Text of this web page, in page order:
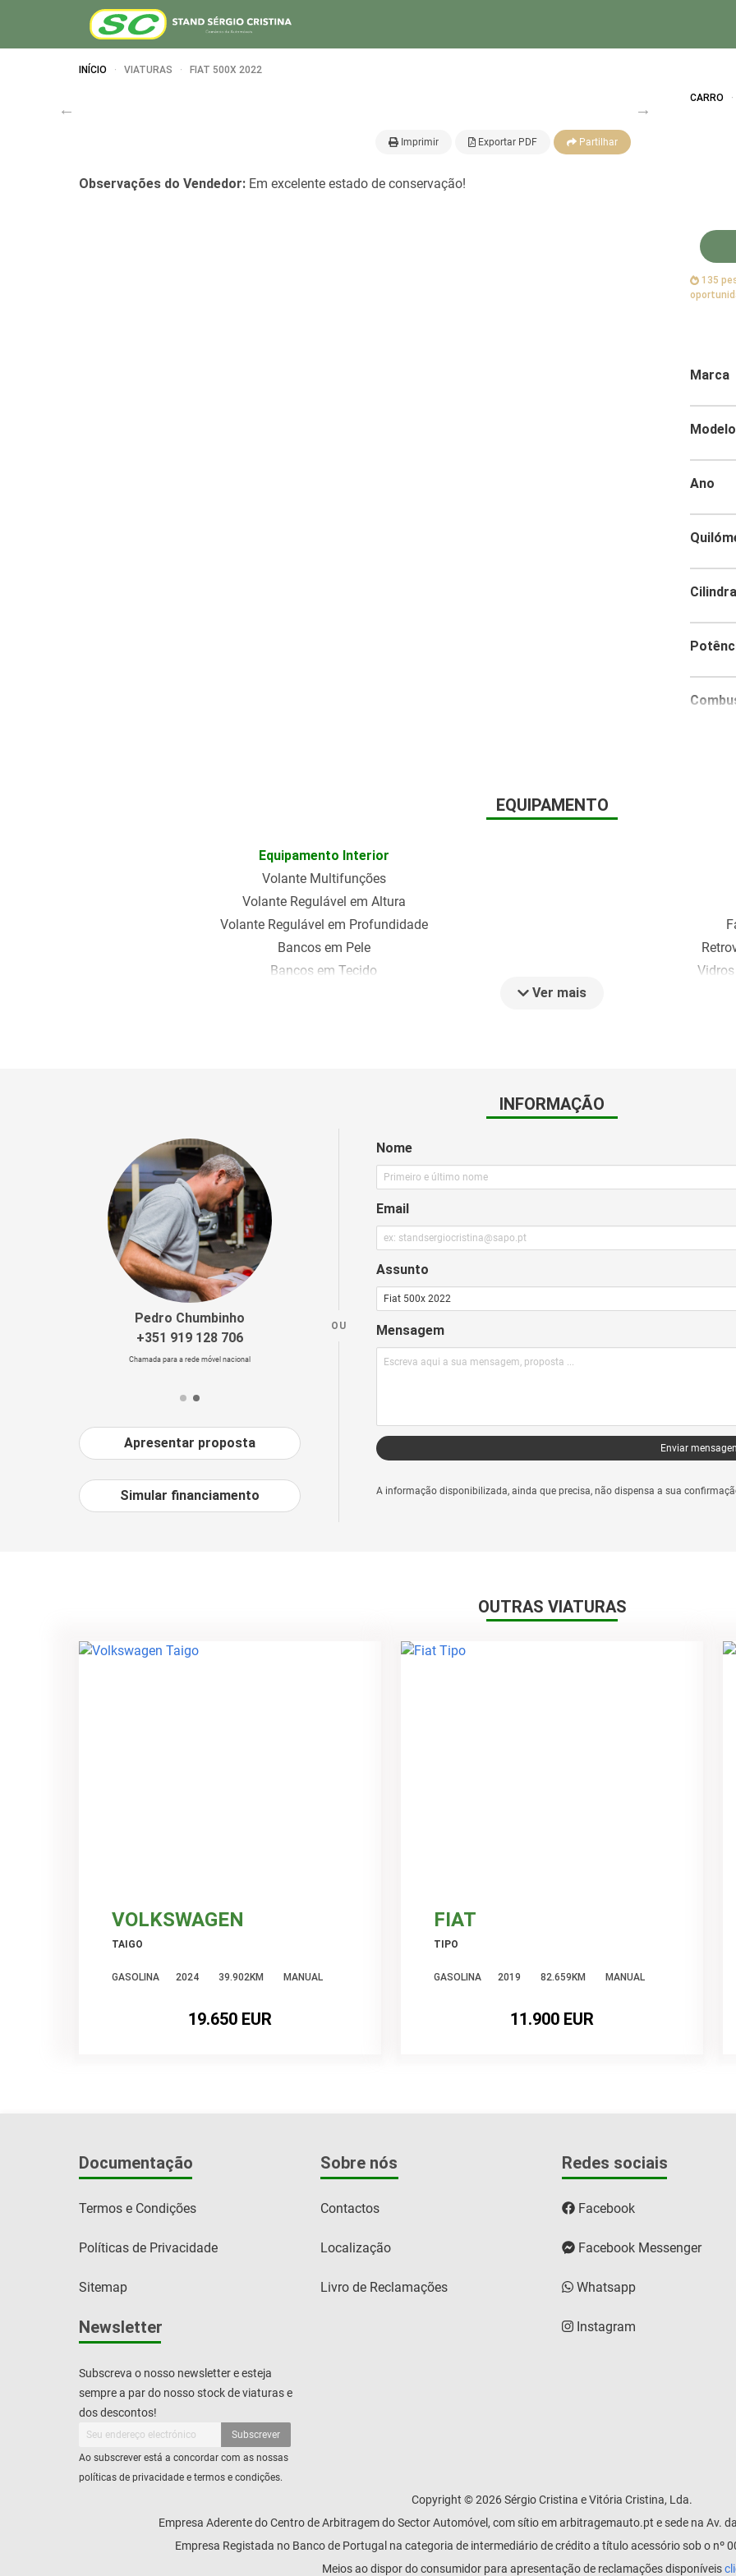
INÍCIO VIATURAS FIAT 500X 2022
Imprimir Exportar PDF Partilhar
Observações do Vendedor: Em excelente estado de conservação!
CARRO
135
Marca
Modelo
Ano
EQUIPAMENTO
Equipamento Interior
Volante Multifunções
Volante Regulável em Altura
Volante Regulável em Profundidade
Bancos em Pele
Bancos em Tecido
ESP Controle Eletrónico de Estabilidade
Controle de pressão dos Pneus
Sensores de Estacionamento
Câmara de Marcha atrás
Fecho Central c/ Comando
Segunda Chave
Alerta sobre manutenção
Ver mais
INFORMAÇÃO
Pedro Chumbinho
+351 919 128 706
Chamada para a rede móvel nacional
Apresentar proposta
Simular financiamento
OU
Nome
Email
Assunto
Mensagem
Enviar
A informação disponibilizada, ainda que precisa, não dispensa a sua
OUTRAS VIATURAS
VOLKSWAGEN
TAIGO
GASOLINA 2024 39.902KM MANUAL
19.650 EUR
FIAT
TIPO
GASOLINA 2019 82.659KM MANUAL
11.900 EUR
Documentação
Termos e Condições
Políticas de Privacidade
Sitemap
Newsletter
Subscreva o nosso newsletter e esteja
sempre a par do nosso stock de viaturas e
dos descontos!
Subscrever
Ao subscrever está a concordar com as nossas
políticas de privacidade e termos e condições.
Sobre nós
Contactos
Localização
Livro de Reclamações
Redes sociais
Facebook
Facebook Messenger
Whatsapp
Instagram
Copyright © 2026 Sérgio Cristina e Vitória Cristina, Lda.
Empresa Aderente do Centro de Arbitragem do Sector Automóvel, com sítio em arbitragemauto.pt e sede na Av.
Empresa Registada no Banco de Portugal na categoria de intermediário de crédito a título acessório sob o nº
Meios ao dispor do consumidor para apresentação de reclamações disponíveis